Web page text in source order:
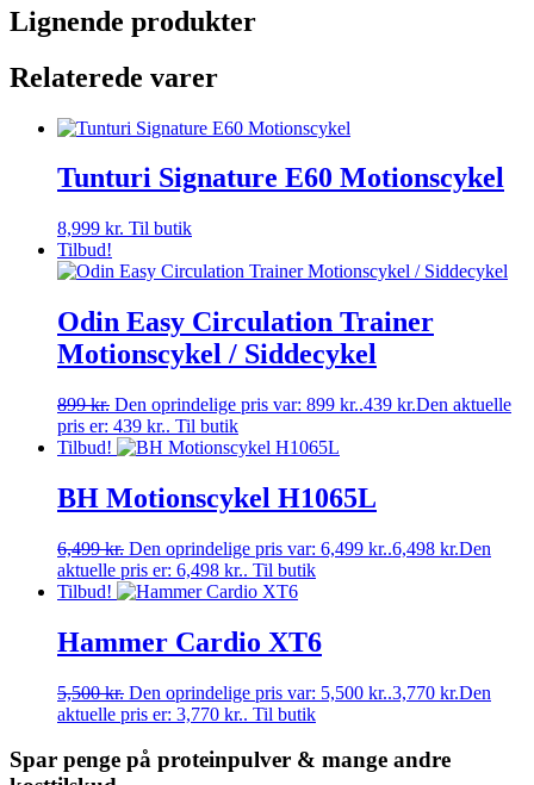
Lignende produkter
Relaterede varer
Tunturi Signature E60 Motionscykel
8,999 kr. Til butik
Tilbud!
Odin Easy Circulation Trainer
Motionscykel / Siddecykel
899kr. Den oprindelige pris var: 899 kr..439 kr.Den aktuelle
pris er: 439 kr.. Til butik
Tilbud!
BH Motionscykel H1065L
6,499kr. Den oprindelige pris var: 6,499 kr..6,498 kr.Den
aktuelle pris er: 6,498 kr.. Til butik
Tilbud!
Hammer Cardio XT6
5,500kr. Den oprindelige pris var: 5,500 kr..3,770 kr.Den
aktuelle pris er: 3,770 kr.. Til butik
Spar penge på proteinpulver & mange andre